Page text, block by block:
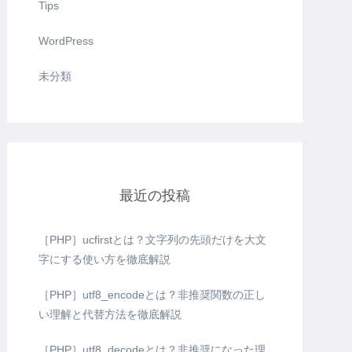
Tips
WordPress
未分類
最近の投稿
［PHP］ucfirstとは？文字列の先頭だけを大文
字にする使い方を徹底解説
［PHP］utf8_encodeとは？非推奨関数の正し
い理解と代替方法を徹底解説